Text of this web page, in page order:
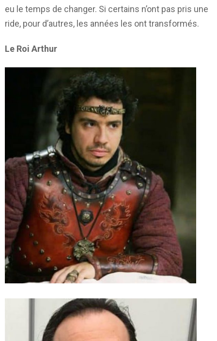
eu le temps de changer. Si certains n’ont pas pris une
ride, pour d’autres, les années les ont transformés.
Le Roi Arthur